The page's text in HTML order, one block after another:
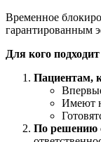
Временное
гарантированным
Для кого подходит
Пациентам,
Имеют
По решению